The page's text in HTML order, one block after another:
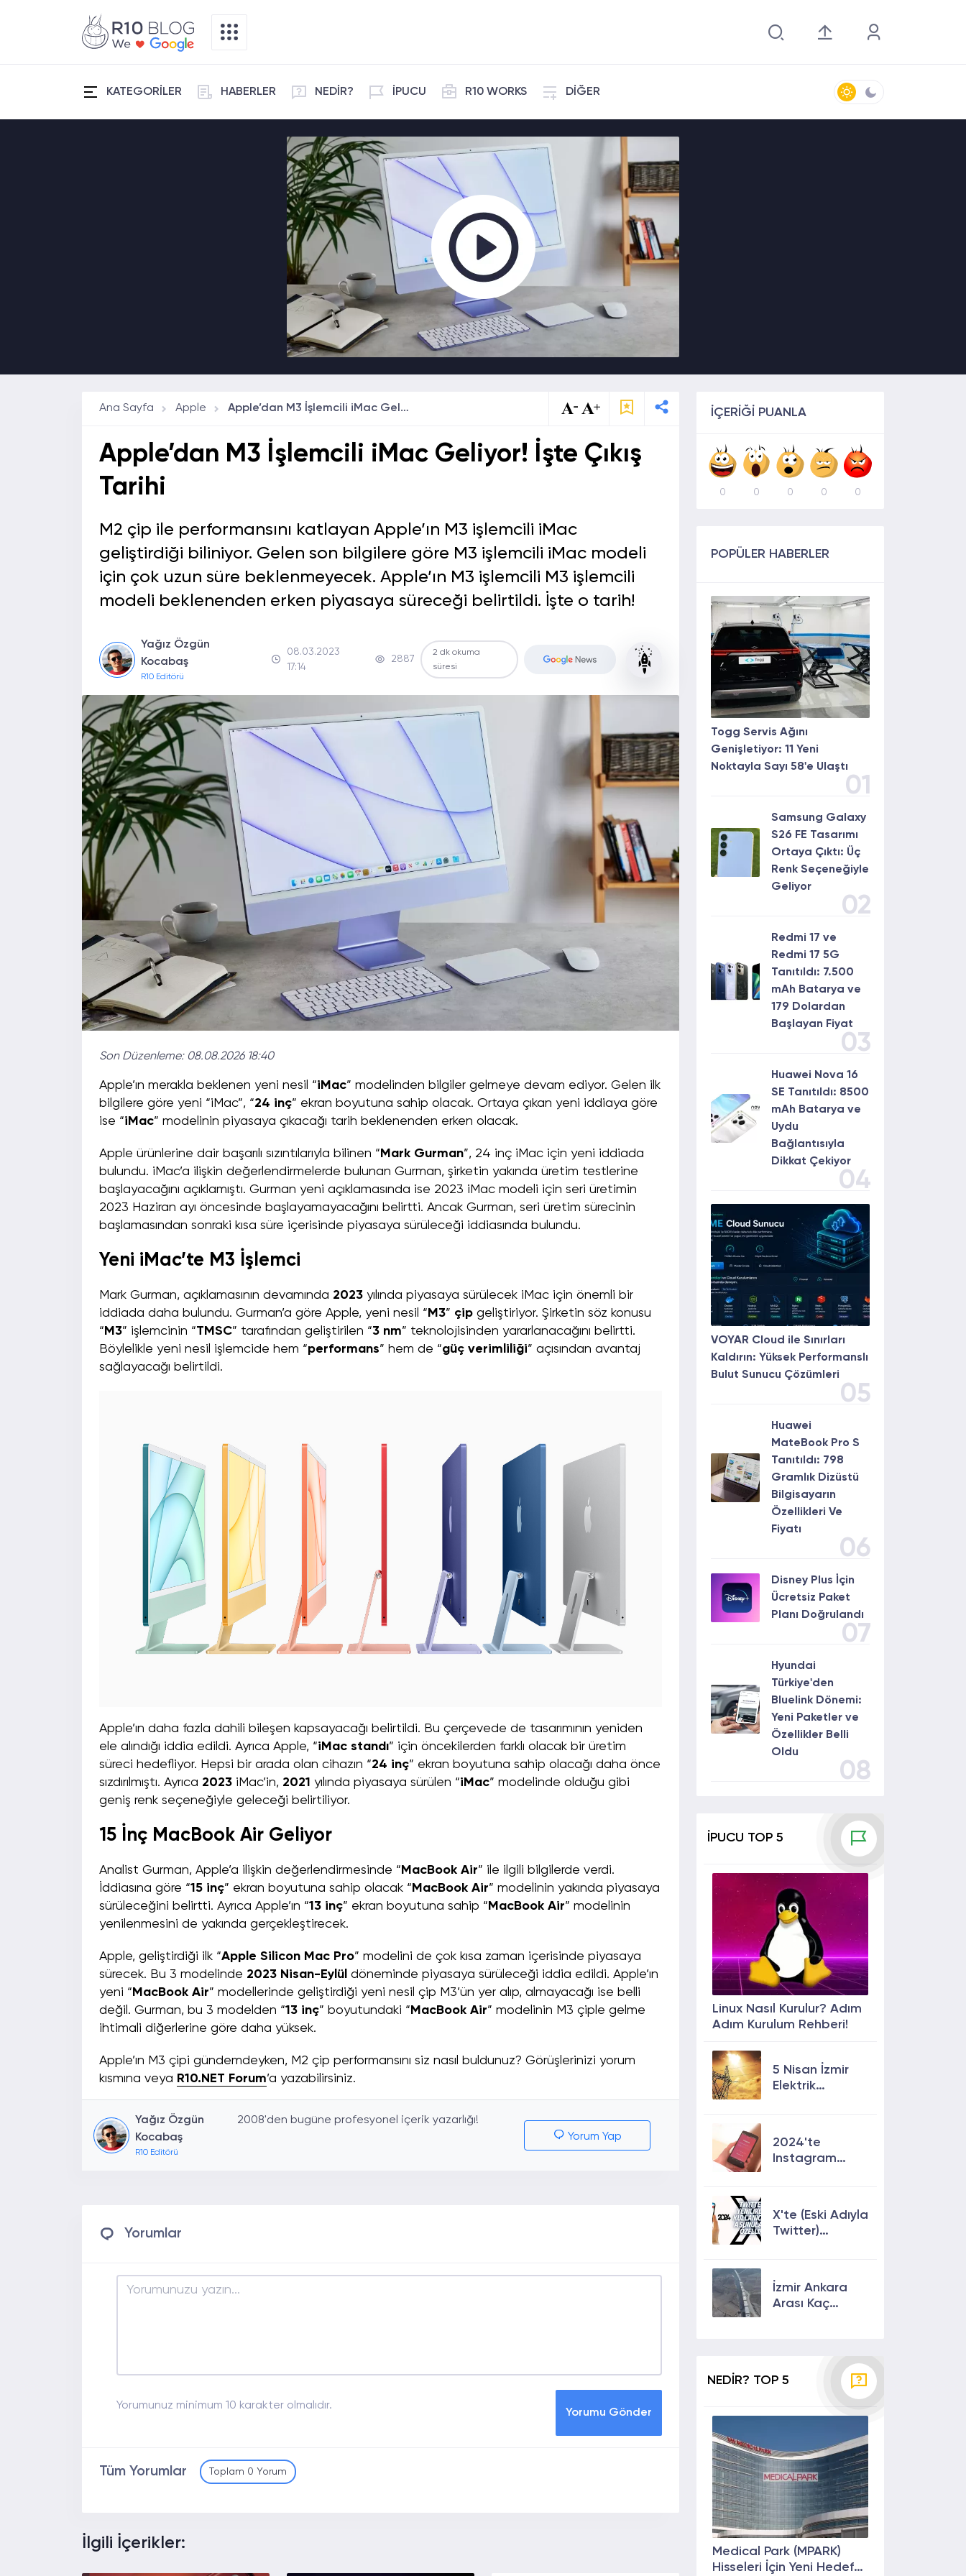
KATEGORİLER HABERLER NEDİR? İPUCU R10 WORKS DİĞER
Ana Sayfa Apple Apple’dan M3 İşlemcili iMac Geliyor! İşte Çıkış Tarihi
Apple’dan M3 İşlemcili iMac Geliyor! İşte Çıkış
Tarihi
M2 çip ile performansını katlayan Apple’ın M3 işlemcili iMac
geliştirdiği biliniyor. Gelen son bilgilere göre M3 işlemcili iMac modeli
için çok uzun süre beklenmeyecek. Apple’ın M3 işlemcili M3 işlemcili
modeli beklenenden erken piyasaya süreceği belirtildi. İşte o tarih!
Yağız Özgün
Kocabaş
R10 Editörü
08.03.2023
17:14
2887
2 dk okuma
süresi
Son Düzenleme: 08.08.2026 18:40
Apple’ın merakla beklenen yeni nesil “iMac” modelinden bilgiler gelmeye devam ediyor. Gelen ilk
bilgilere göre yeni “iMac”, “24 inç” ekran boyutuna sahip olacak. Ortaya çıkan yeni iddiaya göre
ise “iMac” modelinin piyasaya çıkacağı tarih beklenenden erken olacak.
Apple ürünlerine dair başarılı sızıntılarıyla bilinen “ Mark Gurman”, 24 inç iMac için yeni iddiada
bulundu. iMac’a ilişkin değerlendirmelerde bulunan Gurman, şirketin yakında üretim testlerine
başlayacağını açıklamıştı. Gurman yeni açıklamasında ise 2023 iMac modeli için seri üretimin
2023 Haziran ayı öncesinde başlayamayacağını belirtti. Ancak Gurman, seri üretim sürecinin
başlamasından sonraki kısa süre içerisinde piyasaya sürüleceği iddiasında bulundu.
Yeni iMac’te M3 İşlemci
Mark Gurman, açıklamasının devamında 2023 yılında piyasaya sürülecek iMac için önemli bir
iddiada daha bulundu. Gurman’a göre Apple, yeni nesil “ M3” çip geliştiriyor. Şirketin söz konusu
“ M3” işlemcinin “TMSC” tarafından geliştirilen “3 nm” teknolojisinden yararlanacağını belirtti.
Böylelikle yeni nesil işlemcide hem “performans” hem de “güç verimliliği” açısından avantaj
sağlayacağı belirtildi.
Apple’ın daha fazla dahili bileşen kapsayacağı belirtildi. Bu çerçevede de tasarımının yeniden
ele alındığı iddia edildi. Ayrıca Apple, “iMac standı” için öncekilerden farklı olacak bir üretim
süreci hedefliyor. Hepsi bir arada olan cihazın “24 inç” ekran boyutuna sahip olacağı daha önce
sızdırılmıştı. Ayrıca 2023 iMac’in, 2021 yılında piyasaya sürülen “iMac” modelinde olduğu gibi
geniş renk seçeneğiyle geleceği belirtiliyor.
15 İnç MacBook Air Geliyor
Analist Gurman, Apple’a ilişkin değerlendirmesinde “ MacBook Air” ile ilgili bilgilerde verdi.
İddiasına göre “15 inç” ekran boyutuna sahip olacak “ MacBook Air” modelinin yakında piyasaya
sürüleceğini belirtti. Ayrıca Apple’ın “13 inç” ekran boyutuna sahip “ MacBook Air” modelinin
yenilenmesini de yakında gerçekleştirecek.
Apple, geliştirdiği ilk “Apple Silicon Mac Pro” modelini de çok kısa zaman içerisinde piyasaya
sürecek. Bu 3 modelinde 2023 Nisan-Eylül döneminde piyasaya sürüleceği iddia edildi. Apple’ın
yeni “ MacBook Air” modellerinde geliştirdiği yeni nesil çip M3’ün yer alıp, almayacağı ise belli
değil. Gurman, bu 3 modelden “13 inç” boyutundaki “ MacBook Air” modelinin M3 çiple gelme
ihtimali diğerlerine göre daha yüksek.
Apple’ın M3 çipi gündemdeyken, M2 çip performansını siz nasıl buldunuz? Görüşlerinizi yorum
kısmına veya R10.NET Forum’a yazabilirsiniz.
Yağız Özgün
Kocabaş
R10 Editörü
2008'den bugüne profesyonel içerik yazarlığı!
Yorum Yap
Yorumlar
Yorumunuz minimum 10 karakter olmalıdır.
Yorumu Gönder
Tüm Yorumlar Toplam 0 Yorum
İlgili İçerikler:
İÇERİĞİ PUANLA
0 0 0 0 0
POPÜLER HABERLER
Togg Servis Ağını
Genişletiyor: 11 Yeni
Noktayla Sayı 58'e Ulaştı
01
Samsung Galaxy
S26 FE Tasarımı
Ortaya Çıktı: Üç
Renk Seçeneğiyle
Geliyor
02
Redmi 17 ve
Redmi 17 5G
Tanıtıldı: 7.500
mAh Batarya ve
179 Dolardan
Başlayan Fiyat
03
Huawei Nova 16
SE Tanıtıldı: 8500
mAh Batarya ve
Uydu
Bağlantısıyla
Dikkat Çekiyor
04
VOYAR Cloud ile Sınırları
Kaldırın: Yüksek Performanslı
Bulut Sunucu Çözümleri
05
Huawei
MateBook Pro S
Tanıtıldı: 798
Gramlık Dizüstü
Bilgisayarın
Özellikleri Ve
Fiyatı
06
Disney Plus İçin
Ücretsiz Paket
Planı Doğrulandı
07
Hyundai
Türkiye'den
Bluelink Dönemi:
Yeni Paketler ve
Özellikler Belli
Oldu
08
İPUCU TOP 5
Linux Nasıl Kurulur? Adım
Adım Kurulum Rehberi!
5 Nisan İzmir
Elektrik
2024'te
Instagram
X'te (Eski Adıyla
Twitter)
Sunulan Son
Özellikler 2024
İzmir Ankara
Arası Kaç
NEDİR? TOP 5
Medical Park (MPARK)
Hisseleri İçin Yeni Hedef